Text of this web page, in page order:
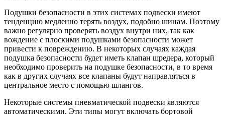
Подушки безопасности в этих системах подвески имеют
тенденцию медленно терять воздух, подобно шинам. Поэтому
важно регулярно проверять воздух внутри них, так как
вождение с плоскими подушками безопасности может
привести к повреждению. В некоторых случаях каждая
подушка безопасности будет иметь клапан шредера, который
необходимо проверить на подушке безопасности, в то время
как в других случаях все клапаны будут направляться в
центральное место с помощью шлангов.
Некоторые системы пневматической подвески являются
автоматическими. Эти типы могут включать бортовой